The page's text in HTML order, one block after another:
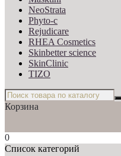
NeoStrata
Phyto-c
Rejudicare
RHEA Cosmetics
Skinbetter science
SkinСlinic
TIZO
Корзина
0
Список категорий